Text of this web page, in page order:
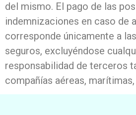
del mismo. El pago de las
indemnizaciones en caso de
corresponde únicamente a
seguros, excluyéndose
responsabilidad de terceros
compañías aéreas,